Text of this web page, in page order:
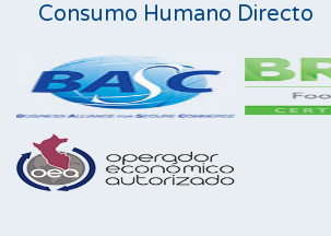
Consumo Humano Directo